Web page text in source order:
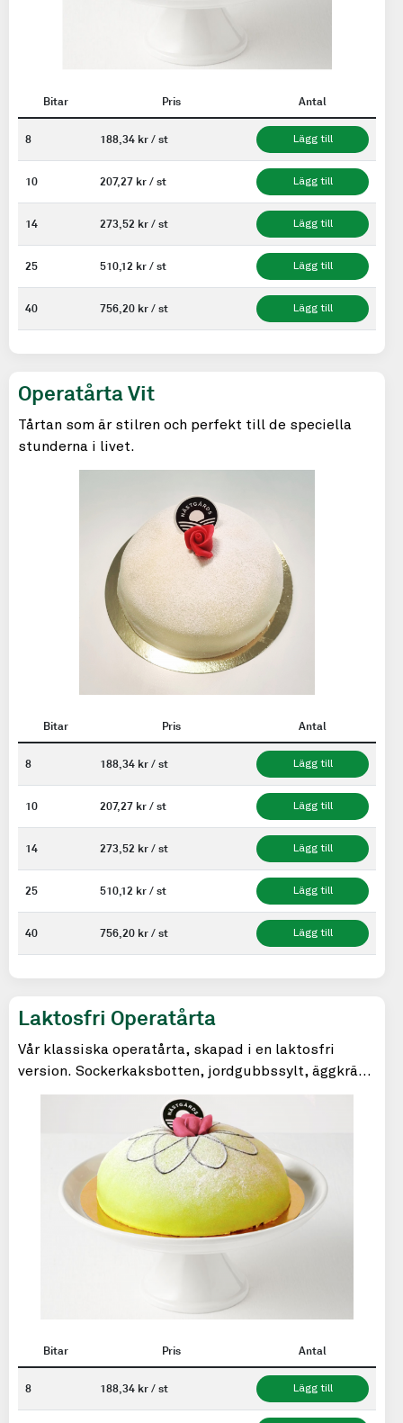
Bitar Pris Antal
8 188,34 kr / st Lägg till
10 207,27 kr / st Lägg till
14 273,52 kr / st Lägg till
25 510,12 kr / st Lägg till
40 756,20 kr / st Lägg till
Operatårta Vit
Tårtan som är stilren och perfekt till de speciella
stunderna i livet.
Bitar Pris Antal
8 188,34 kr / st Lägg till
10 207,27 kr / st Lägg till
14 273,52 kr / st Lägg till
25 510,12 kr / st Lägg till
40 756,20 kr / st Lägg till
Laktosfri Operatårta
Vår klassiska operatårta, skapad i en laktosfri
version. Sockerkaksbotten, jordgubbssylt, äggkräm
och laktosfri grädde.
Bitar Pris Antal
8 188,34 kr / st Lägg till